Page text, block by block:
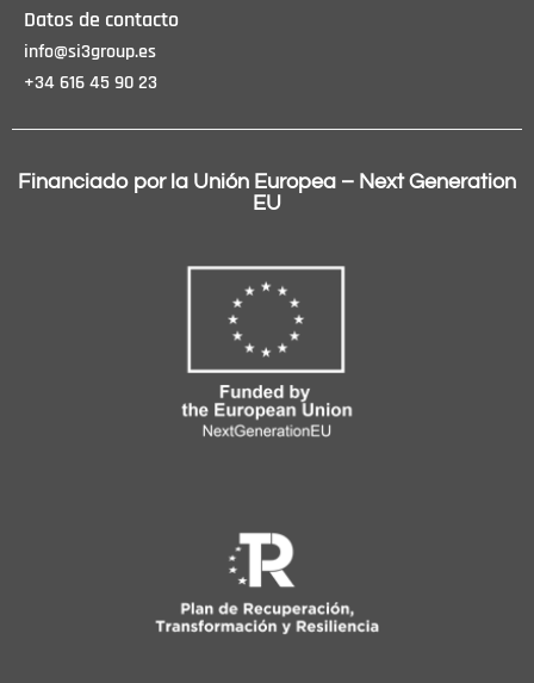
Datos de contacto
info@si3group.es
+34 616 45 90 23
Financiado por la Unión Europea – Next Generation
EU